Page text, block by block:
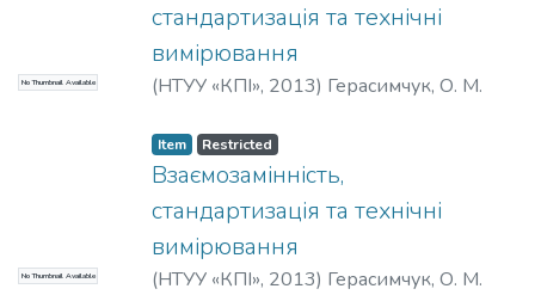
No Thumbnail Available
стандартизація та технічні
вимірювання
(НТУУ «КПІ», 2013) Герасимчук, О. М.
No Thumbnail Available
Item Restricted
Взаємозамінність,
стандартизація та технічні
вимірювання
(НТУУ «КПІ», 2013) Герасимчук, О. М.